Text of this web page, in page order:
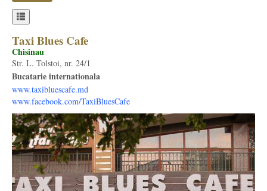
Taxi Blues Cafe
Chisinau
Str. L. Tolstoi, nr. 24/1
Bucatarie internationala
www.taxibluescafe.md
www.facebook.com/TaxiBluesCafe